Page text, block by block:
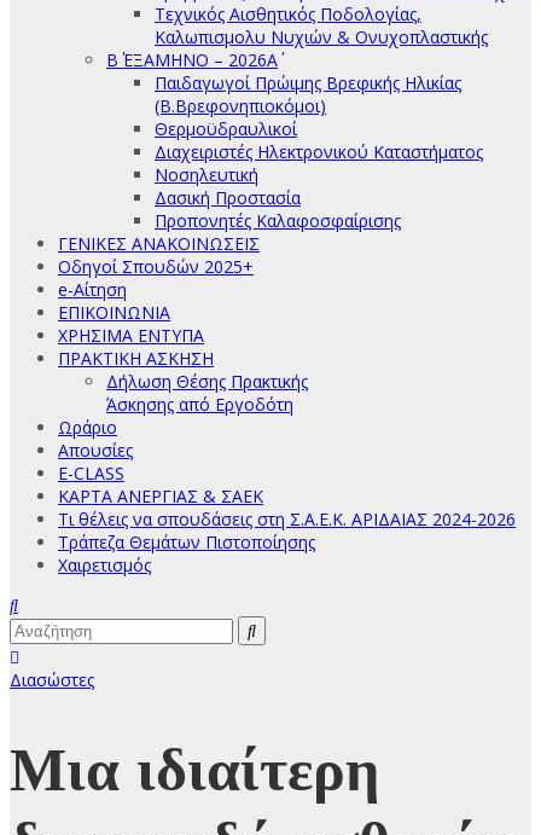
Τεχνικός Αισθητικός Ποδολογίας,
Καλωπισμολυ Νυχιών & Ονυχοπλαστικής
Β΄ ΕΞΑΜΗΝΟ – 2026Α΄
Παιδαγωγοί Πρώιμης Βρεφικής Ηλικίας
(Β.Βρεφονηπιοκόμοι)
Θερμοϋδραυλικοί
Διαχειριστές Ηλεκτρονικού Καταστήματος
Νοσηλευτική
Δασική Προστασία
Προπονητές Καλαφοσφαίρισης
ΓΕΝΙΚΕΣ ΑΝΑΚΟΙΝΩΣΕΙΣ
Οδηγοί Σπουδών 2025+
e-Αίτηση
ΕΠΙΚΟΙΝΩΝΙΑ
ΧΡΗΣΙΜΑ ΕΝΤΥΠΑ
ΠΡΑΚΤΙΚΗ ΑΣΚΗΣΗ
Δήλωση Θέσης Πρακτικής
Άσκησης από Εργοδότη
Ωράριο
Απουσίες
E-CLASS
ΚΑΡΤΑ ΑΝΕΡΓΙΑΣ & ΣΑΕΚ
Τι θέλεις να σπουδάσεις στη Σ.Α.Ε.Κ. ΑΡΙΔΑΙΑΣ 2024-2026
Τράπεζα Θεμάτων Πιστοποίησης
Χαιρετισμός
Διασώστες
Μια ιδιαίτερη